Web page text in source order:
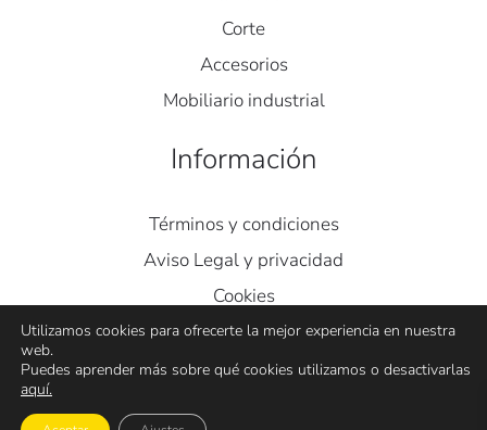
Corte
Accesorios
Mobiliario industrial
Información
Términos y condiciones
Aviso Legal y privacidad
Cookies
Contacto
Utilizamos cookies para ofrecerte la mejor experiencia en nuestra
web.
Puedes aprender más sobre qué cookies utilizamos o desactivarlas
aquí.